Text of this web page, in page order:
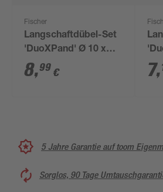
Fischer
Langschaftdübel-Set
'DuoXPand' Ø 10 x
160 mm T mit
Senkkopfschraube, 8-
8,99 € 7,
5 Jahre Garantie auf toom
Sorglos, 90 Tage